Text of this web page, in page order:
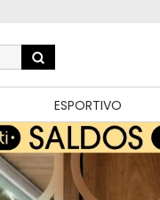
ESPORTIVO